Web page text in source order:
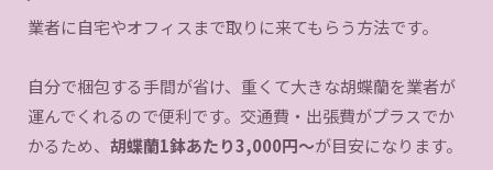
業者に自宅やオフィスまで取りに来てもらう方法です。
自分で梱包する手間が省け、重くて大きな胡蝶蘭を業者が
運んでくれるので便利です。交通費・出張費がプラスでか
かるため、 胡蝶蘭1鉢あたり3,000円〜が目安になります。